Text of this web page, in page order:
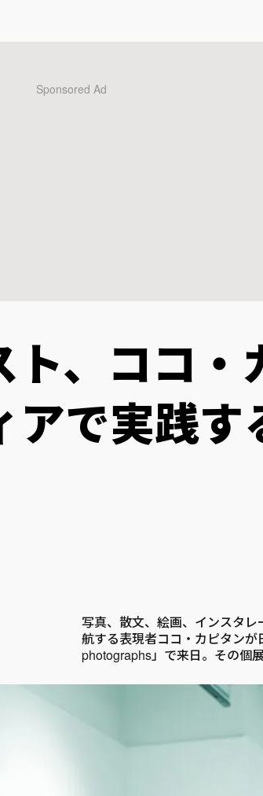
ト、ココ
アで実践す
写真、散文、絵画、インスタ
航する表現者ココ・カピタン
photographs」で来日。その個